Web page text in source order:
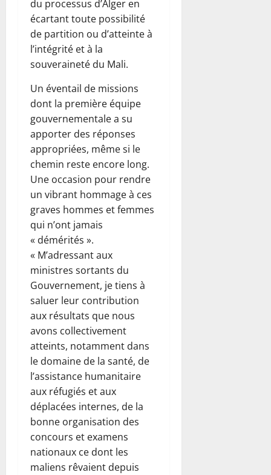
du processus d’Alger en
écartant toute possibilité
de partition ou d’atteinte à
l’intégrité et à la
souveraineté du Mali.
Un éventail de missions
dont la première équipe
gouvernementale a su
apporter des réponses
appropriées, même si le
chemin reste encore long.
Une occasion pour rendre
un vibrant hommage à ces
graves hommes et femmes
qui n’ont jamais
« démérités ».
« M’adressant aux
ministres sortants du
Gouvernement, je tiens à
saluer leur contribution
aux résultats que nous
avons collectivement
atteints, notamment dans
le domaine de la santé, de
l’assistance humanitaire
aux réfugiés et aux
déplacées internes, de la
bonne organisation des
concours et examens
nationaux ce dont les
maliens rêvaient depuis